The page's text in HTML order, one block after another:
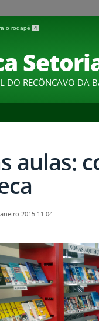
o rodapé 4
DO RECÔNCAVO DA
aulas:
2015 11:04